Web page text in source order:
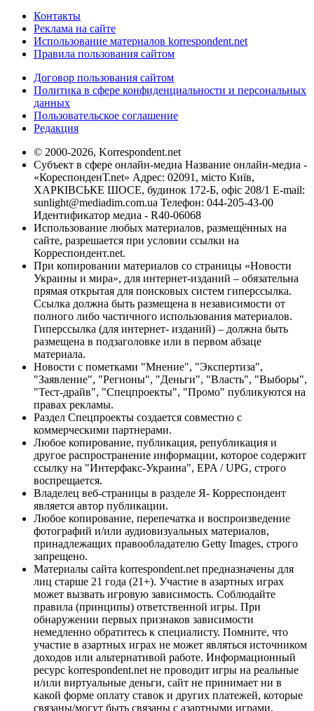
Контакты
Реклама на сайте
Использование материалов korrespondent.net
Правила пользования сайтом
Договор пользования сайтом
Политика в сфере конфиденциальности и персональных
данных
Пользовательское соглашение
Редакция
© 2000-2026, Korrespondent.net
Субъект в сфере онлайн-медиа Название онлайн-медиа -
«КореспонденТ.net» Адрес: 02091, місто Київ,
ХАРКІВСЬКЕ ШОСЕ, будинок 172-Б, офіс 208/1 E-mail:
sunlight@mediadim.com.ua Телефон: 044-205-43-00
Идентификатор медиа - R40-06068
Использование любых материалов, размещённых на
сайте, разрешается при условии ссылки на
Корреспондент.net.
При копировании материалов со страницы «Новости
Украины и мира», для интернет-изданий – обязательна
прямая открытая для поисковых систем гиперссылка.
Ссылка должна быть размещена в независимости от
полного либо частичного использования материалов.
Гиперссылка (для интернет- изданий) – должна быть
размещена в подзаголовке или в первом абзаце
материала.
Новости с пометками "Мнение", "Экспертиза",
"Заявление", "Регионы", "Деньги", "Власть", "Выборы",
"Тест-драйв", "Спецпроекты", "Промо" публикуются на
правах рекламы.
Раздел Спецпроекты создается совместно с
коммерческими партнерами.
Любое копирование, публикация, републикация и
другое распространение информации, которое содержит
ссылку на "Интерфакс-Украина", EPA / UPG, строго
воспрещается.
Владелец веб-страницы в разделе Я- Корреспондент
является автор публикации.
Любое копирование, перепечатка и воспроизведение
фотографий и/или аудиовизуальных материалов,
принадлежащих правообладателю Getty Images, строго
запрещено.
Материалы сайта korrespondent.net предназначены для
лиц старше 21 года (21+). Участие в азартных играх
может вызвать игровую зависимость. Соблюдайте
правила (принципы) ответственной игры. При
обнаружении первых признаков зависимости
немедленно обратитесь к специалисту. Помните, что
участие в азартных играх не может являться источником
доходов или альтернативой работе. Информационный
ресурс korrespondent.net не проводит игры на реальные
и/или виртуальные деньги, сайт не принимает ни в
какой форме оплату ставок и других платежей, которые
связаны/могут быть связаны с азартными играми,